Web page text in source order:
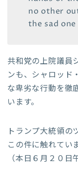
no other
the sad
共和党の上院議員
ンも、シャロッド
な卑劣な行動を徹
います。
トランプ大統領の
この件に触れてい
（本日６月２０日